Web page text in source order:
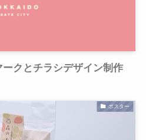
クとチラシデザイン制作
ポスター